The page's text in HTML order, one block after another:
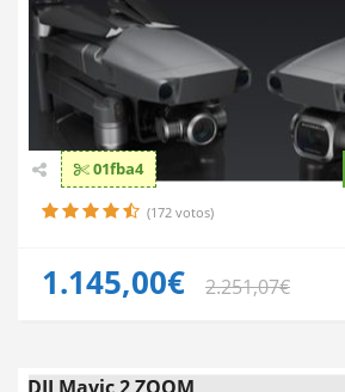
01fba4
(172 votos)
1.145,00€ 2.251,07€